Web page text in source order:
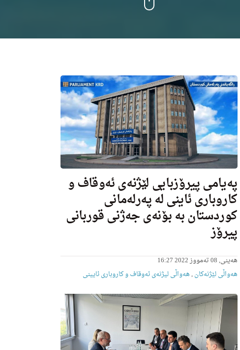
پەیامی پیرۆزبایی لێژنەی ئەوقاف و
كاروباری ئاینی لە پەرلەمانی
کوردستان بە بۆنەی جەژنی قوربانی
پیرۆز
ھەینی, 08 تەمووز 2022 16:27
هه‌واڵى لێژنه‌كان,هەواڵی لیژنه‌ى ئه‌وقاف و كاروبارى ئایینى